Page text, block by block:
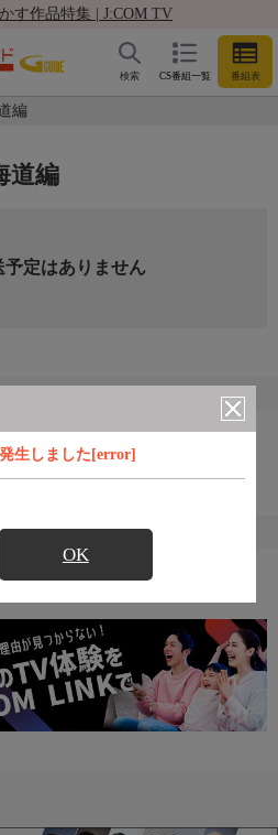
す作品特集 | J:COM TV
CS番組一覧 番組表
検索
編
生しました[error]
OK
道編
予定はありません
組